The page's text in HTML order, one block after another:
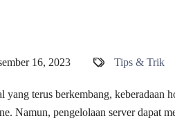
16, 2023 Tips & Trik
yang terus berkembang, keberadaan
Namun, pengelolaan server dapat